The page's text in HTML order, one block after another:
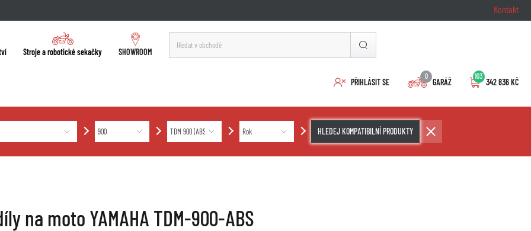
Kontakt
Stroje a robotické sekačky SHOWROOM
PŘIHLÁSIT SE
0
GARÁŽ
103
342 836 KČ
HLEDEJ KOMPATIBILNÍ PRODUKTY
na moto YAMAHA TDM-900-ABS